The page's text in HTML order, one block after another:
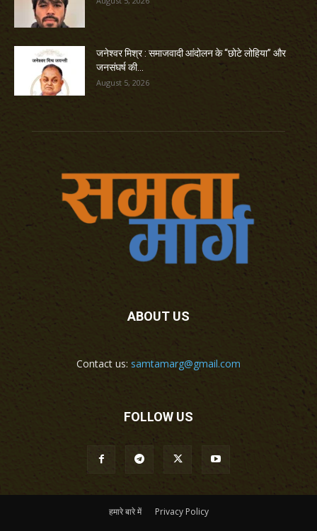
जनेश्वर मिश्र : समाजवादी आंदोलन के “छोटे लोहिया” और
जनसंघर्ष की...
August 5, 2026
ABOUT US
Contact us: samtamarg@gmail.com
FOLLOW US
हमारे बारे में Privacy Policy